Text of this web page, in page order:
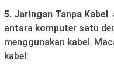
5. Jaringan Tanpa Kabel
antara komputer satu
menggunakan kabel.
kabel: